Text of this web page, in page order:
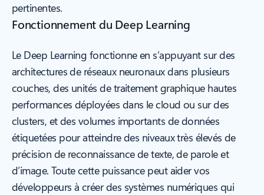
pertinentes.
Fonctionnement du Deep Learning
Le Deep Learning fonctionne en s’appuyant sur des
architectures de réseaux neuronaux dans plusieurs
couches, des unités de traitement graphique hautes
performances déployées dans le cloud ou sur des
clusters, et des volumes importants de données
étiquetées pour atteindre des niveaux très élevés de
précision de reconnaissance de texte, de parole et
d’image. Toute cette puissance peut aider vos
développeurs à créer des systèmes numériques qui